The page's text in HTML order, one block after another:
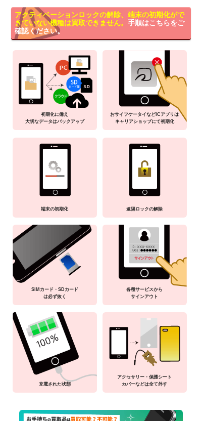
アクティベーションロックの解除、端末の初期化がで
きていない機種は買取できません。 手順はこちらをご
確認ください。
初期化に備え
大切なデータはバックアップ
おサイフケータイなどICアプリは
キャリアショップにて初期化
端末の初期化 遠隔ロックの解除
SIMカード・SDカード
は必ず抜く
各種サービスから
サインアウト
充電された状態
アクセサリー・保護シート
カバーなどは全て外す